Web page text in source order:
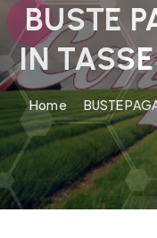
t
BUSTE
IN
Home BUSTE